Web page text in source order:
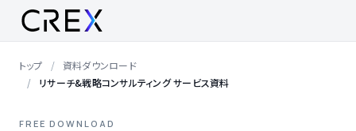
トップ
資料ダウンロード
リサーチ&戦略コンサルティング サービス資料
FREE DOWNLOAD